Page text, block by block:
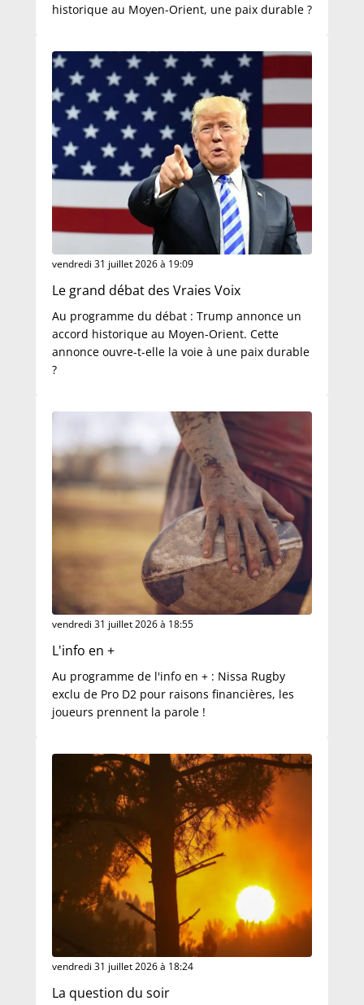
historique au Moyen-Orient, une paix durable ?
vendredi 31 juillet 2026 à 19:09
Le grand débat des Vraies Voix
Au programme du débat : Trump annonce un
accord historique au Moyen-Orient. Cette
annonce ouvre-t-elle la voie à une paix durable
?
vendredi 31 juillet 2026 à 18:55
L'info en +
Au programme de l'info en + : Nissa Rugby
exclu de Pro D2 pour raisons financières, les
joueurs prennent la parole !
vendredi 31 juillet 2026 à 18:24
La question du soir